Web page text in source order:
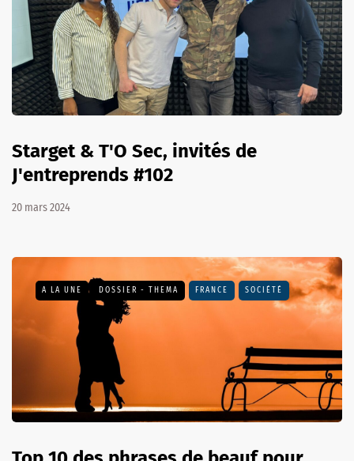
Starget & T'O Sec, invités de
J'entreprends #102
20 mars 2024
A LA UNE DOSSIER - THEMA FRANCE SOCIÉTÉ